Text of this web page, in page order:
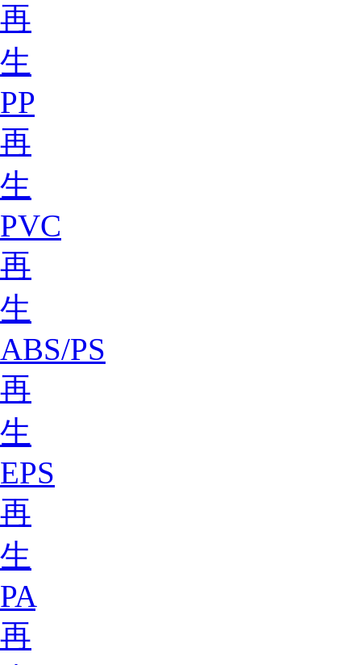
再
生
PP
再
生
PVC
再
生
ABS/PS
再
生
EPS
再
生
PA
再